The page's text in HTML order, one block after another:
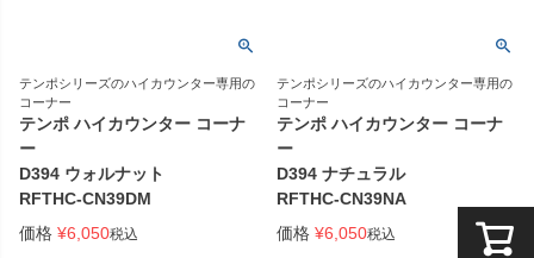
テンポシリーズのハイカウンター専用の
コーナー
テンポ ハイカウンター コーナ
ー
D394 ウォルナット
RFTHC-CN39DM
価格 ¥6,050税込
テンポシリーズのハイカウンター専用の
コーナー
テンポ ハイカウンター コーナ
ー
D394 ナチュラル
RFTHC-CN39NA
価格 ¥6,050税込